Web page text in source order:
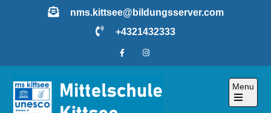
nms.kittsee@bildungsserver.com
+4321432333
Menu
Open